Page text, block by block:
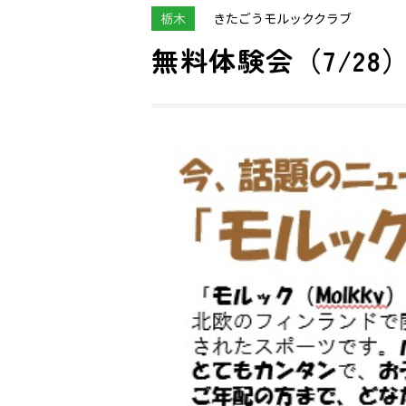
栃木 きたごうモルッククラブ
無料体験会（7/28